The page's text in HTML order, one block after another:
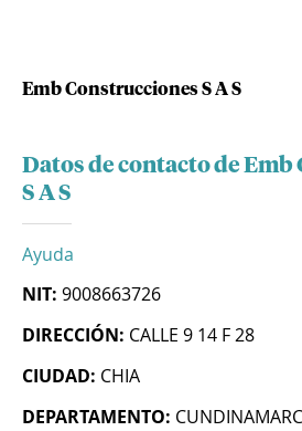
Emb Construcciones S A S
Datos de contacto de
S A S
Ayuda
NIT: 9008663726
DIRECCIÓN: CALLE 9 14 F 28
CIUDAD: CHIA
DEPARTAMENTO: